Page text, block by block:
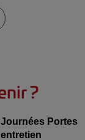
?
Journées Portes
entretien